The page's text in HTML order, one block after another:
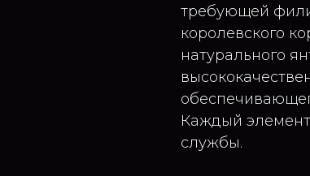
требующей
королевского
натурального
Каждый
службы.